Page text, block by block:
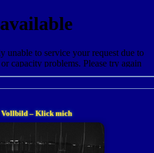
Vollbild – Klick mich